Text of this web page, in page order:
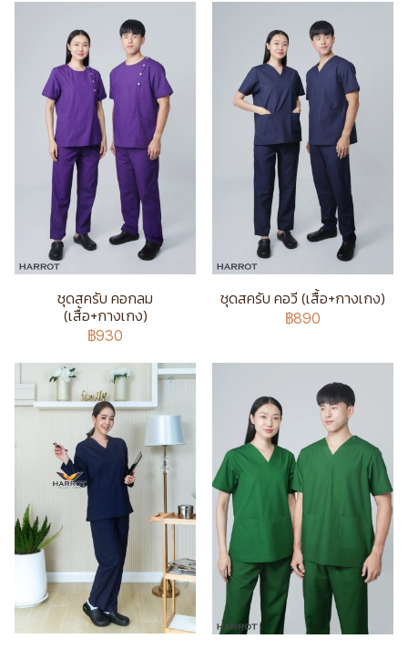
ชุดสครับ คอกลม
(เสื้อ+กางเกง)
฿930
ชุดสครับ คอวี (เสื้อ+กางเกง)
฿890